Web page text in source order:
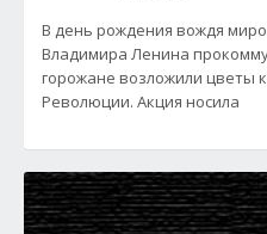
В день рождения вождя
Владимира Ленина
горожане возложили цветы
Революции. Акция носила